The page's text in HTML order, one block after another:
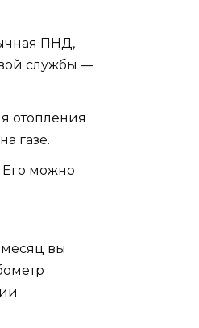
ПНД,
службы —
отопления
газе.
Его можно
месяц вы